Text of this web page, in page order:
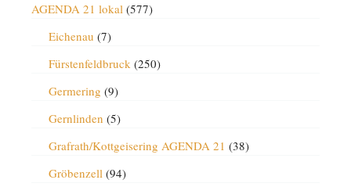
AGENDA 21 lokal(577)
Eichenau (7)
Fürstenfeldbruck(250)
Germering (9)
Gernlinden (5)
Grafrath/Kottgeisering AGENDA 21 (38)
Gröbenzell(94)